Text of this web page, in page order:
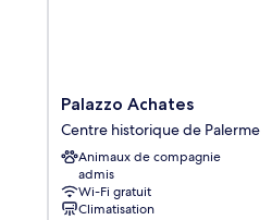
Palazzo
Achates
Centre
historique
Palerme
Palazzo Achates
Centre historique de Palerme
Animaux de compagnie
admis
Wi-Fi gratuit
Climatisation